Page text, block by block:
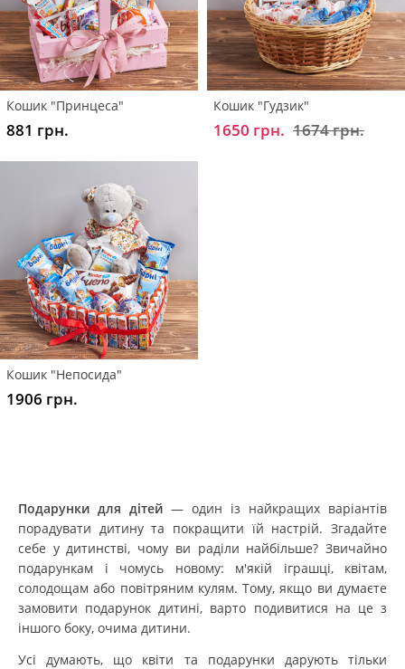
Кошик "Принцеса"
881 грн.
Кошик "Гудзик"
1650 грн. 1674 грн.
Кошик "Непосида"
1906 грн.
Подарунки для дітей — один із найкращих варіантів
порадувати дитину та покращити їй настрій. Згадайте
себе у дитинстві, чому ви раділи найбільше? Звичайно
подарункам і чомусь новому: м'якій іграшці, квітам,
солодощам або повітряним кулям. Тому, якщо ви думаєте
замовити подарунок дитині, варто подивитися на це з
іншого боку, очима дитини.
Усі думають, що квіти та подарунки дарують тільки